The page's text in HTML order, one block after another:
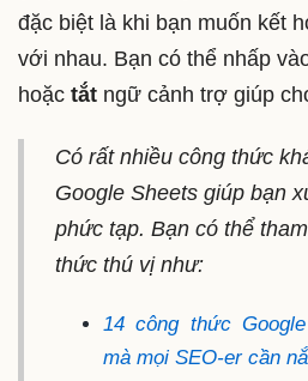
đặc biệt là khi bạn muốn kết
với nhau. Bạn có thể nhấp
hoặc tắt ngữ cảnh trợ giúp
Có rất nhiều công thức
Google Sheets giúp bạn
phức tạp. Bạn có thể
thức thú vị như:
14 công thức
mà mọi SEO-er cần